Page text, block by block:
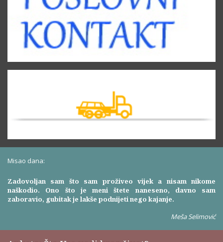
Misao dana:
Zadovoljan sam što sam proživeo vijek a nisam nikome
naškodio. Ono što je meni štete naneseno, davno sam
zaboravio, gubitak je lakše podnijeti nego kajanje.
Meša Selimović